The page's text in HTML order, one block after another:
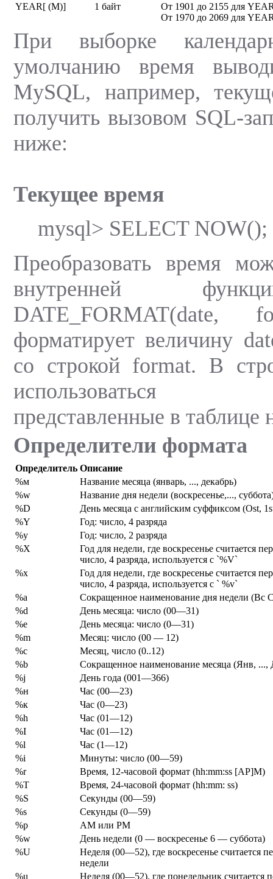
YEAR[ (M)]
1 байт
От 1901 до 2155 для
От 1970 до 2069 для
При выборке
умолчанию время
MySQL, например,
получить вызовом SQL-
ниже:
Текущее время
mysql> SELECT NOW();
Преобразовать время
внутренней
DATE_FORMAT(date,
форматирует величину
со строкой format. В
использоваться
представленные в таблице
Определители формата
Определитель Описание
%м
Название месяца (январь, ..., декабрь)
%w
Название дня недели (воскресенье,...,
%D
День месяца с английским суффиксом (Ost,
%Y
Год: число, 4 разряда
%у
Год: число, 2 разряда
%Х
Год для недели, где воскресенье считается
число, 4 разряда, используется с `%V`
%х
Год для недели, где воскресенье считается
число, 4 разряда, используется с ` %v`
%а
Сокращенное наименование дня недели (Вс
%d
День месяца: число (00—31)
%е
День месяца: число (0—31)
%m
Месяц: число (00 — 12)
%с
Месяц, число (0..12)
%b
Сокращенное наименование месяца (Янв, ...,
%j
День года (001—366)
%н
Час (00—23)
%к
Час (0—23)
%h
Час (01—12)
%I
Час (01—12)
%l
Час (1—12)
%i
Минуты: число (00—59)
%r
Время, 12-часовой формат (hh:mm:ss [AP]M)
%Т
Время, 24-часовой формат (hh:mm: ss)
%S
Секунды (00—59)
%s
Секунды (0—59)
%р
AM или РМ
%w
День недели (0 — воскресенье 6 — суббота)
%U
Неделя (00—52), где воскресенье считается
недели
%u
Неделя (00—52), где понедельник считается